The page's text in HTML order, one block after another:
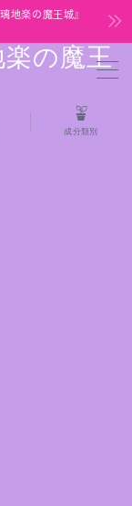
地楽の魔王城』
の魔王
成分類別